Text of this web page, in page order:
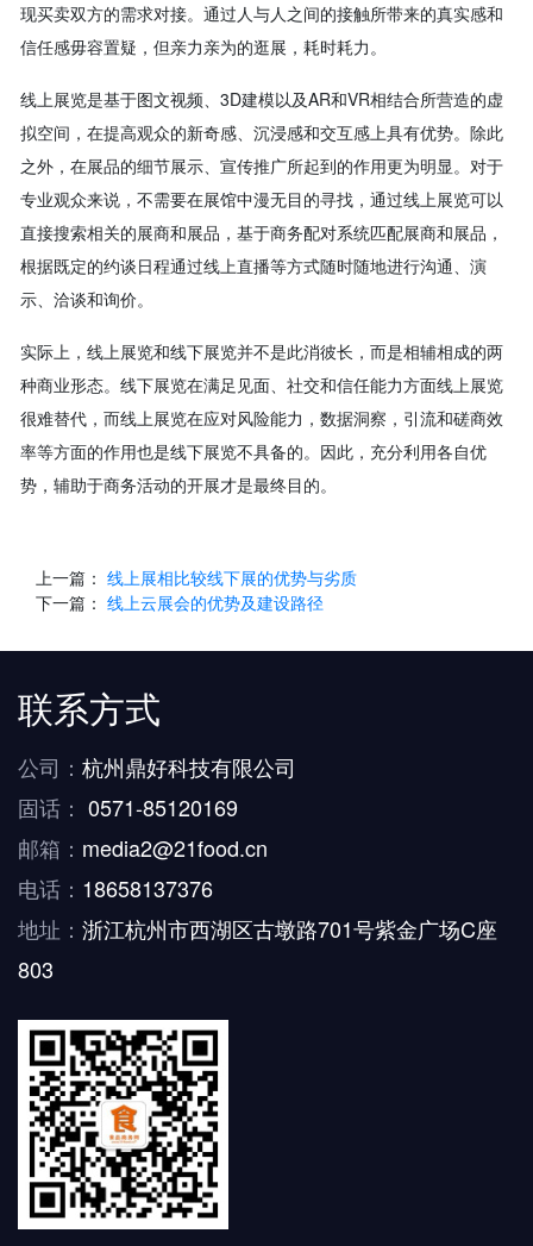
现买卖双方的需求对接。通过人与人之间的接触所带来的真实感和
信任感毋容置疑，但亲力亲为的逛展，耗时耗力。
线上展览是基于图文视频、3D建模以及AR和VR相结合所营造的虚
拟空间，在提高观众的新奇感、沉浸感和交互感上具有优势。除此
之外，在展品的细节展示、宣传推广所起到的作用更为明显。对于
专业观众来说，不需要在展馆中漫无目的寻找，通过线上展览可以
直接搜索相关的展商和展品，基于商务配对系统匹配展商和展品，
根据既定的约谈日程通过线上直播等方式随时随地进行沟通、演
示、洽谈和询价。
实际上，线上展览和线下展览并不是此消彼长，而是相辅相成的两
种商业形态。线下展览在满足见面、社交和信任能力方面线上展览
很难替代，而线上展览在应对风险能力，数据洞察，引流和磋商效
率等方面的作用也是线下展览不具备的。因此，充分利用各自优
势，辅助于商务活动的开展才是最终目的。
上一篇： 线上展相比较线下展的优势与劣质
下一篇： 线上云展会的优势及建设路径
联系方式
公司： 杭州鼎好科技有限公司
固话： 0571-85120169
邮箱： media2@21food.cn
电话： 18658137376
地址： 浙江杭州市西湖区古墩路701号紫金广场C座
803